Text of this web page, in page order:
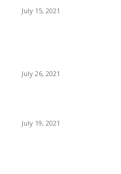
July 15, 2021
July 26, 2021
July 19, 2021